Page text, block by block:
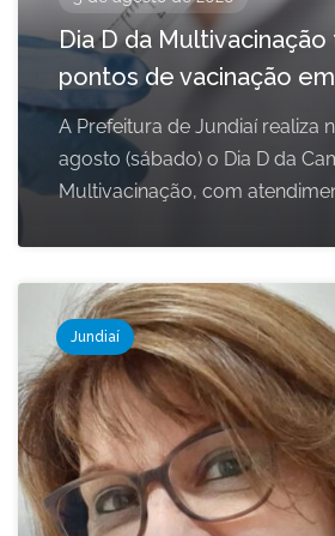
Dia D da
pontos de vacinação
A Prefeitura de Jundiaí realiza
agosto (sábado) o Dia D da
Multivacinação, com
Jundiaí